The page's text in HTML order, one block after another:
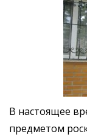
В настоящее
предметом